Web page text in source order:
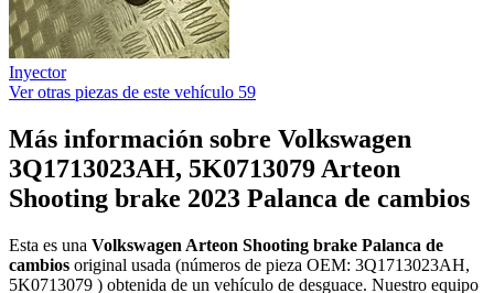
Inyector
Ver otras piezas de este vehículo 59
Más información sobre Volkswagen
3Q1713023AH, 5K0713079 Arteon
Shooting brake 2023 Palanca de cambios
Esta es una Volkswagen Arteon Shooting brake Palanca de
cambios original usada (números de pieza OEM: 3Q1713023AH,
5K0713079 ) obtenida de un vehículo de desguace. Nuestro equipo